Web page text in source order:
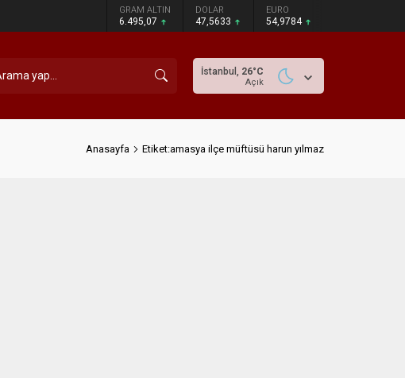
GRAM ALTIN
6.495,07
DOLAR
47,5633
EURO
54,9784
İstanbul, 26°C
Açık
Anasayfa Etiket:amasya ilçe müftüsü harun yılmaz